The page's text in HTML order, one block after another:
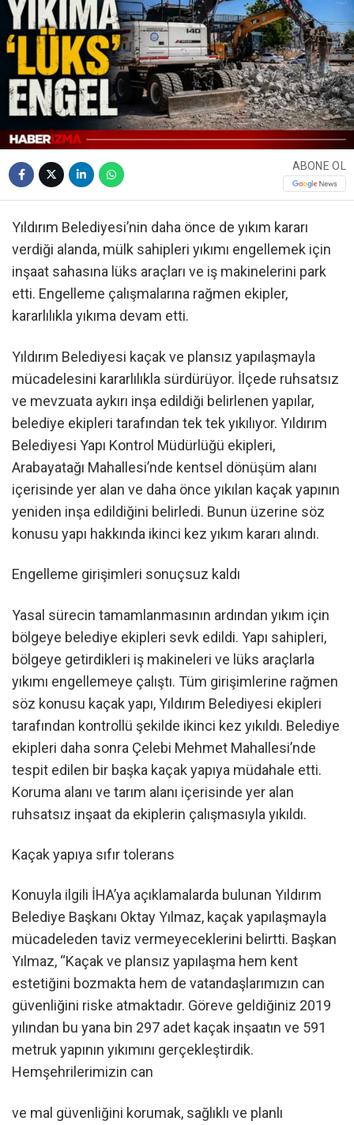
ABONE OL
Yıldırım Belediyesi’nin daha önce de yıkım kararı
verdiği alanda, mülk sahipleri yıkımı engellemek için
inşaat sahasına lüks araçları ve iş makinelerini park
etti. Engelleme çalışmalarına rağmen ekipler,
kararlılıkla yıkıma devam etti.
Yıldırım Belediyesi kaçak ve plansız yapılaşmayla
mücadelesini kararlılıkla sürdürüyor. İlçede ruhsatsız
ve mevzuata aykırı inşa edildiği belirlenen yapılar,
belediye ekipleri tarafından tek tek yıkılıyor. Yıldırım
Belediyesi Yapı Kontrol Müdürlüğü ekipleri,
Arabayatağı Mahallesi’nde kentsel dönüşüm alanı
içerisinde yer alan ve daha önce yıkılan kaçak yapının
yeniden inşa edildiğini belirledi. Bunun üzerine söz
konusu yapı hakkında ikinci kez yıkım kararı alındı.
Engelleme girişimleri sonuçsuz kaldı
Yasal sürecin tamamlanmasının ardından yıkım için
bölgeye belediye ekipleri sevk edildi. Yapı sahipleri,
bölgeye getirdikleri iş makineleri ve lüks araçlarla
yıkımı engellemeye çalıştı. Tüm girişimlerine rağmen
söz konusu kaçak yapı, Yıldırım Belediyesi ekipleri
tarafından kontrollü şekilde ikinci kez yıkıldı. Belediye
ekipleri daha sonra Çelebi Mehmet Mahallesi’nde
tespit edilen bir başka kaçak yapıya müdahale etti.
Koruma alanı ve tarım alanı içerisinde yer alan
ruhsatsız inşaat da ekiplerin çalışmasıyla yıkıldı.
Kaçak yapıya sıfır tolerans
Konuyla ilgili İHA’ya açıklamalarda bulunan Yıldırım
Belediye Başkanı Oktay Yılmaz, kaçak yapılaşmayla
mücadeleden taviz vermeyeceklerini belirtti. Başkan
Yılmaz, “Kaçak ve plansız yapılaşma hem kent
estetiğini bozmakta hem de vatandaşlarımızın can
güvenliğini riske atmaktadır. Göreve geldiğiniz 2019
yılından bu yana bin 297 adet kaçak inşaatın ve 591
metruk yapının yıkımını gerçekleştirdik.
Hemşehrilerimizin can
ve mal güvenliğini korumak, sağlıklı ve planlı